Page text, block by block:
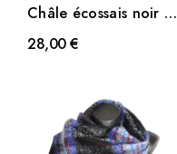
Châle écossais noir et
vert
28,00 €